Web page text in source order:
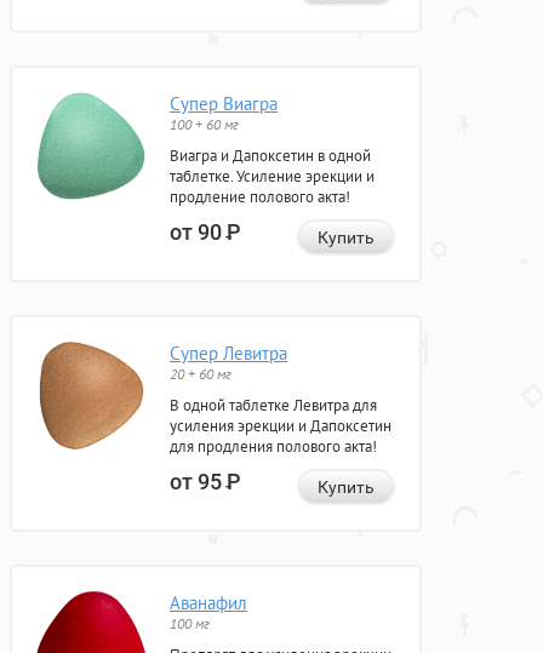
Супер Виагра
100 + 60 мг
Виагра и Дапоксетин в одной
таблетке. Усиление эрекции и
продление полового акта!
от 90Р Купить
Супер Левитра
20 + 60 мг
В одной таблетке Левитра для
усиления эрекции и Дапоксетин
для продления полового акта!
от 95Р Купить
Аванафил
100 мг